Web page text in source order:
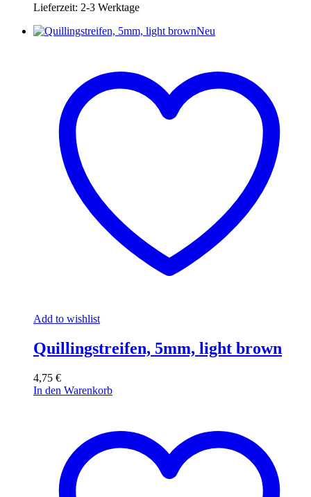
Lieferzeit: 2-3 Werktage
Neu
Add to wishlist
Quillingstreifen, 5mm, light brown
4,75 €
In den Warenkorb